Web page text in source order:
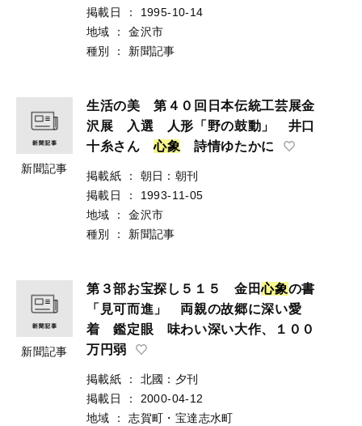
掲載日
：
1995-10-14
地域
：
金沢市
種別
： 新聞記事
新聞記事
生活の美 第４０回日本伝統工芸展金
沢展 入選 人形「野の鼓動」 井口
十糸さん心象 詩情ゆたかに
掲載紙 ：
朝日：朝刊
掲載日
：
1993-11-05
地域
：
金沢市
種別
： 新聞記事
新聞記事
第３部お宝探し５１５ 金田心象の書
「見可而進」 両親の故郷に深い愛
着 鑑定眼 味わい深い大作、１００
万円弱
掲載紙 ：
北國：夕刊
掲載日
：
2000-04-12
地域
：
志賀町・宝達志水町